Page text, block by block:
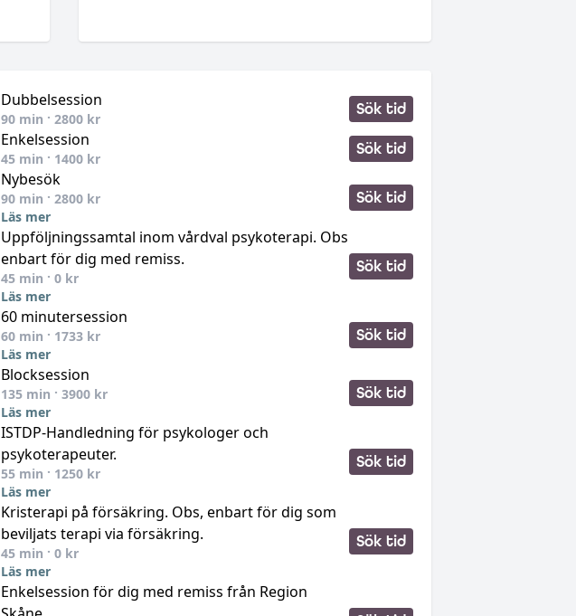
Dubbelsession
90 min · 2800 kr
Sök tid
Enkelsession
45 min · 1400 kr
Sök tid
Nybesök
90 min · 2800 kr
Läs mer
Sök tid
Uppföljningssamtal inom vårdval psykoterapi. Obs
enbart för dig med remiss.
45 min · 0 kr
Läs mer
Sök tid
60 minutersession
60 min · 1733 kr
Läs mer
Sök tid
Blocksession
135 min · 3900 kr
Läs mer
Sök tid
ISTDP-Handledning för psykologer och
psykoterapeuter.
55 min · 1250 kr
Läs mer
Sök tid
Kristerapi på försäkring. Obs, enbart för dig som
beviljats terapi via försäkring.
45 min · 0 kr
Läs mer
Sök tid
Enkelsession för dig med remiss från Region